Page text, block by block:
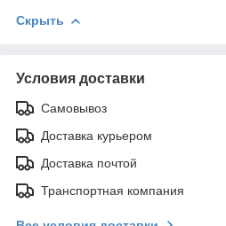
Скрыть
Условия доставки
Самовывоз
Доставка курьером
Доставка почтой
Транспортная компания